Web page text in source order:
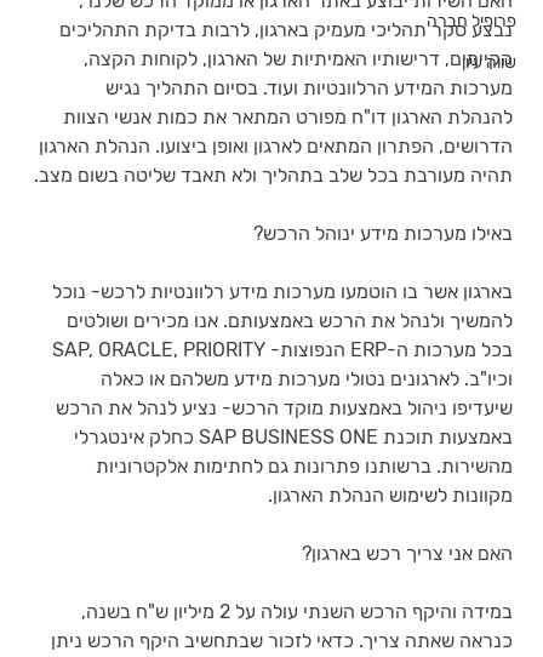
פרופיל חברה
שווה עיון
נבצע סקר תהליכי מעמיק בארגון, לרבות בדיקת התהליכים
הקיימים, דרישותיו האמיתיות של הארגון, לקוחות הקצה,
מערכות המידע הרלוונטיות ועוד. בסיום התהליך נגיש
להנהלת הארגון דו"ח מפורט המתאר את כמות אנשי הצוות
הדרושים, הפתרון המתאים לארגון ואופן ביצועו. הנהלת הארגון
תהיה מעורבת בכל שלב בתהליך ולא תאבד שליטה בשום מצב.
באילו מערכות מידע ינוהל הרכש?
בארגון אשר בו הוטמעו מערכות מידע רלוונטיות לרכש- נוכל
להמשיך ולנהל את הרכש באמצעותם. אנו מכירים ושולטים
וכיו"ב. לארגונים נטולי מערכות מידע משלהם או כאלה
שיעדיפו ניהול באמצעות מוקד הרכש- נציע לנהל את הרכש
באמצעות תוכנת SAP BUSINESS ONE כחלק אינטגרלי
מהשירות. ברשותנו פתרונות גם לחתימות אלקטרוניות
מקוונות לשימוש הנהלת הארגון.
האם אני צריך רכש בארגון?
במידה והיקף הרכש השנתי עולה על 2 מיליון ש"ח בשנה,
כנראה שאתה צריך. כדאי לזכור שבתחשיב היקף הרכש ניתן